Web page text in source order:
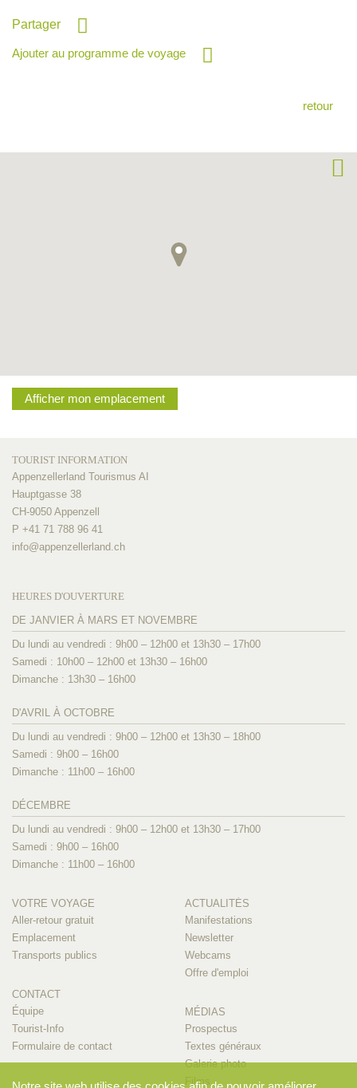
Partager
Ajouter au programme de voyage
retour
Afficher mon emplacement
TOURIST INFORMATION
Appenzellerland Tourismus AI
Hauptgasse 38
CH-9050 Appenzell
P +41 71 788 96 41
info@appenzellerland.ch
HEURES D'OUVERTURE
DE JANVIER À MARS ET NOVEMBRE
Du lundi au vendredi : 9h00 – 12h00 et 13h30 – 17h00
Samedi : 10h00 – 12h00 et 13h30 – 16h00
Dimanche : 13h30 – 16h00
D'AVRIL À OCTOBRE
Du lundi au vendredi : 9h00 – 12h00 et 13h30 – 18h00
Samedi : 9h00 – 16h00
Dimanche : 11h00 – 16h00
DÉCEMBRE
Du lundi au vendredi : 9h00 – 12h00 et 13h30 – 17h00
Samedi : 9h00 – 16h00
Dimanche : 11h00 – 16h00
VOTRE VOYAGE
Aller-retour gratuit
Emplacement
Transports publics
CONTACT
Équipe
Tourist-Info
Formulaire de contact
ACTUALITÉS
Manifestations
Newsletter
Webcams
Offre d'emploi
MÉDIAS
Prospectus
Textes généraux
Galerie photo
Films